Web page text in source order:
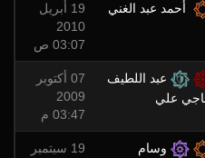
أحمد عبد الغني
19 أبريل
2010
03:07 ص
عبد اللطيف
علي
07 أكتوبر
2009
03:47 م
وسام
19 سبتمبر